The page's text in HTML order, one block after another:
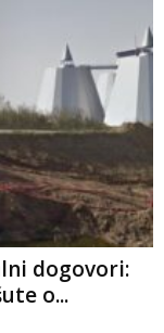
dogovori:
o...